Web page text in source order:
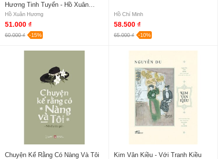
Hương Tinh Tuyển - Hồ Xuân
Hương
Hồ Xuân Hương
51.000 ₫
60.000 ₫ -15%
Hồ Chí Minh
58.500 ₫
65.000 ₫ -10%
Chuyện Kể Rằng Có Nàng Và Tôi Kim Vân Kiều - Với Tranh Kiều